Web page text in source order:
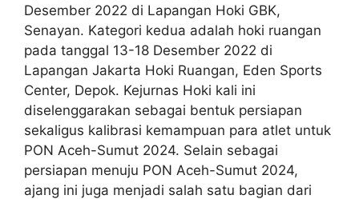
Desember 2022 di Lapangan Hoki GBK,
Senayan. Kategori kedua adalah hoki ruangan
pada tanggal 13-18 Desember 2022 di
Lapangan Jakarta Hoki Ruangan, Eden Sports
Center, Depok. Kejurnas Hoki kali ini
diselenggarakan sebagai bentuk persiapan
sekaligus kalibrasi kemampuan para atlet untuk
PON Aceh-Sumut 2024. Selain sebagai
persiapan menuju PON Aceh-Sumut 2024,
ajang ini juga menjadi salah satu bagian dari